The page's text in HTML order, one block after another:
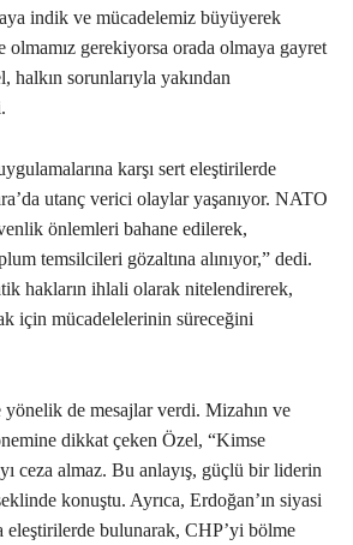
indik ve mücadelemiz büyüyerek
olmamız gerekiyorsa orada olmaya gayret
halkın sorunlarıyla yakından
karşı sert eleştirilerde
utanç verici olaylar yaşanıyor. NATO
önlemleri bahane edilerek,
temsilcileri gözaltına alınıyor,” dedi.
hakların ihlali olarak nitelendirerek,
için mücadelelerinin süreceğini
de mesajlar verdi. Mizahın ve
dikkat çeken Özel, “Kimse
ceza almaz. Bu anlayış, güçlü bir liderin
konuştu. Ayrıca, Erdoğan’ın siyasi
eleştirilerde bulunarak, CHP’yi bölme